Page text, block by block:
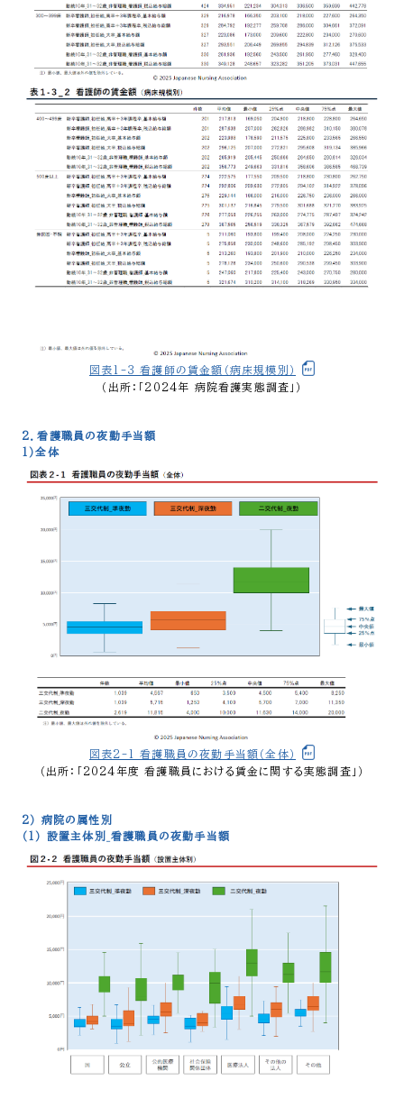
図表1-3_看護師の賃金額（病床規模別）
（出所：「2024年 病院看護実態調査」）
2．看護職員の夜勤手当額
1）全体
図表2-1_看護職員の夜勤手当額（全体）
（出所：「2024年度 看護職員における賃金に関する実態調査」）
2） 病院の属性別
（1） 設置主体別_看護職員の夜勤手当額